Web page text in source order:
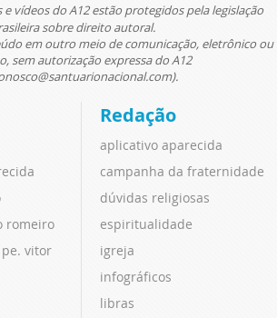
vídeos do A12 estão protegidos pela legislação
sobre direito autoral.
em outro meio de comunicação, eletrônico ou
sem autorização expressa do A12
romeiro
vitor
Redação
aplicativo aparecida
campanha da fraternidade
dúvidas religiosas
espiritualidade
igreja
infográficos
libras